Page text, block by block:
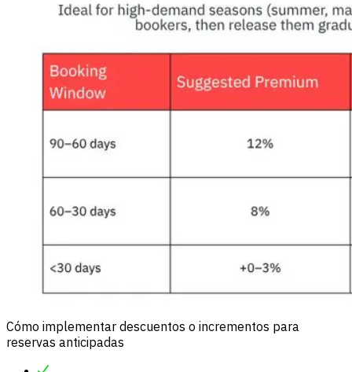
Cómo implementar descuentos o incrementos para
reservas anticipadas